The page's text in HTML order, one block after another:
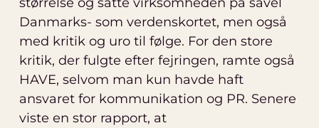
Danmarks- som verdenskortet, men også
med kritik og uro til følge. For den store
kritik, der fulgte efter fejringen, ramte også
HAVE, selvom man kun havde haft
ansvaret for kommunikation og PR. Senere
viste en stor rapport, at